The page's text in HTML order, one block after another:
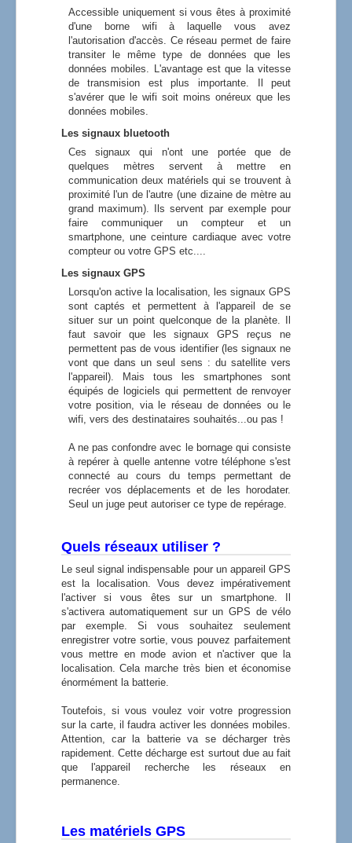
Accessible uniquement si vous êtes à proximité
d'une borne wifi à laquelle vous avez
l'autorisation d'accès. Ce réseau permet de faire
transiter le même type de données que les
données mobiles. L'avantage est que la vitesse
de transmision est plus importante. Il peut
s'avérer que le wifi soit moins onéreux que les
données mobiles.
Les signaux bluetooth
Ces signaux qui n'ont une portée que de
quelques mètres servent à mettre en
communication deux matériels qui se trouvent à
proximité l'un de l'autre (une dizaine de mètre au
grand maximum). Ils servent par exemple pour
faire communiquer un compteur et un
smartphone, une ceinture cardiaque avec votre
compteur ou votre GPS etc....
Les signaux GPS
Lorsqu'on active la localisation, les signaux GPS
sont captés et permettent à l'appareil de se
situer sur un point quelconque de la planète. Il
faut savoir que les signaux GPS reçus ne
permettent pas de vous identifier (les signaux ne
vont que dans un seul sens : du satellite vers
l'appareil). Mais tous les smartphones sont
équipés de logiciels qui permettent de renvoyer
votre position, via le réseau de données ou le
wifi, vers des destinataires souhaités...ou pas !
A ne pas confondre avec le bornage qui consiste
à repérer à quelle antenne votre téléphone s'est
connecté au cours du temps permettant de
recréer vos déplacements et de les horodater.
Seul un juge peut autoriser ce type de repérage.
Quels réseaux utiliser ?
Le seul signal indispensable pour un appareil GPS
est la localisation. Vous devez impérativement
l'activer si vous êtes sur un smartphone. Il
s'activera automatiquement sur un GPS de vélo
par exemple. Si vous souhaitez seulement
enregistrer votre sortie, vous pouvez parfaitement
vous mettre en mode avion et n'activer que la
localisation. Cela marche très bien et économise
énormément la batterie.
Toutefois, si vous voulez voir votre progression
sur la carte, il faudra activer les données mobiles.
Attention, car la batterie va se décharger très
rapidement. Cette décharge est surtout due au fait
que l'appareil recherche les réseaux en
permanence.
Les matériels GPS